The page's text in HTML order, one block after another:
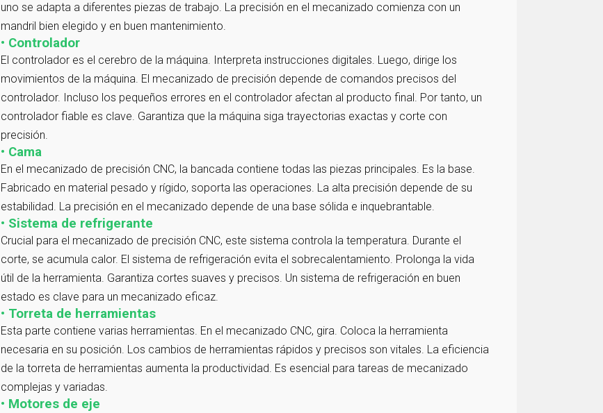
uno se adapta a diferentes piezas de trabajo. La precisión en el mecanizado comienza con un
mandril bien elegido y en buen mantenimiento.
• Controlador
El controlador es el cerebro de la máquina. Interpreta instrucciones digitales. Luego, dirige los
movimientos de la máquina. El mecanizado de precisión depende de comandos precisos del
controlador. Incluso los pequeños errores en el controlador afectan al producto final. Por tanto, un
controlador fiable es clave. Garantiza que la máquina siga trayectorias exactas y corte con
precisión.
• Cama
En el mecanizado de precisión CNC, la bancada contiene todas las piezas principales. Es la base.
Fabricado en material pesado y rígido, soporta las operaciones. La alta precisión depende de su
estabilidad. La precisión en el mecanizado depende de una base sólida e inquebrantable.
• Sistema de refrigerante
Crucial para el mecanizado de precisión CNC, este sistema controla la temperatura. Durante el
corte, se acumula calor. El sistema de refrigeración evita el sobrecalentamiento. Prolonga la vida
útil de la herramienta. Garantiza cortes suaves y precisos. Un sistema de refrigeración en buen
estado es clave para un mecanizado eficaz.
• Torreta de herramientas
Esta parte contiene varias herramientas. En el mecanizado CNC, gira. Coloca la herramienta
necesaria en su posición. Los cambios de herramientas rápidos y precisos son vitales. La eficiencia
de la torreta de herramientas aumenta la productividad. Es esencial para tareas de mecanizado
complejas y variadas.
• Motores de eje